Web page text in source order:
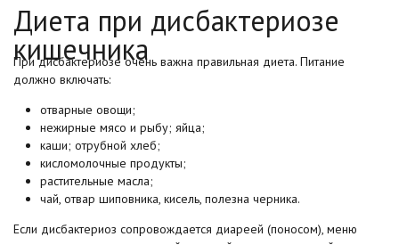
Диета при дисбактериозе
кишечника
При дисбактериозе очень важна правильная диета. Питание
должно включать:
отварные овощи;
нежирные мясо и рыбу; яйца;
каши; отрубной хлеб;
кисломолочные продукты;
растительные масла;
чай, отвар шиповника, кисель, полезна черника.
Если дисбактериоз сопровождается диареей (поносом), меню